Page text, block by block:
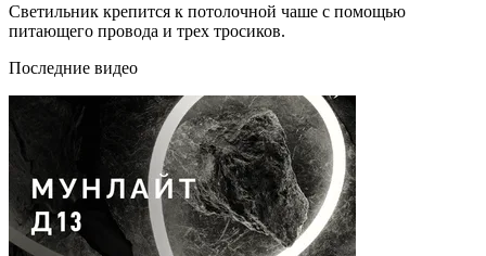
Светильник крепится к потолочной чаше с помощью
питающего провода и трех тросиков.
Последние видео